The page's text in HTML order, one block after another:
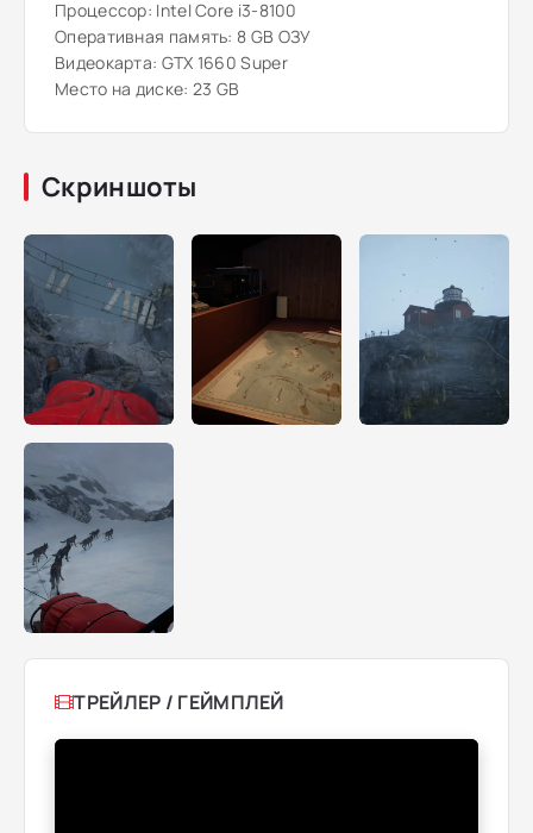
Процессор: Intel Core i3-8100
Оперативная память: 8 GB ОЗУ
Видеокарта: GTX 1660 Super
Место на диске: 23 GB
Скриншоты
ТРЕЙЛЕР / ГЕЙМПЛЕЙ